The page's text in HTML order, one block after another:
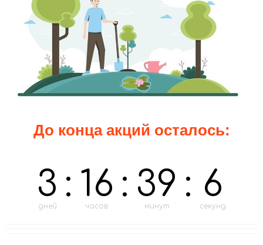
До конца акций осталось:
3
дней
: 16
часов
: 39
минут
: 5
секунд